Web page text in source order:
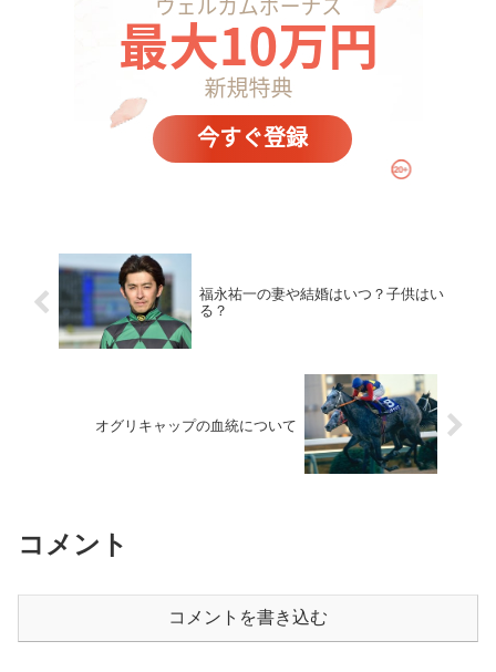
福永祐一の妻や結婚はいつ？子供はい
る？
オグリキャップの血統について
コメント
コメントを書き込む